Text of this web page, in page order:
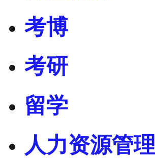
考博
考研
留学
人力资源管理